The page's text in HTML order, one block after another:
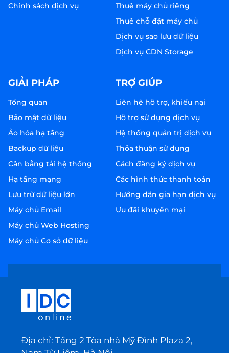
Chính sách dịch vụ
Thuê máy chủ riêng
Thuê chỗ đặt máy chủ
Dịch vụ sao lưu dữ liệu
Dịch vụ CDN Storage
GIẢI PHÁP
Tổng quan
Bảo mật dữ liệu
Ảo hóa hạ tầng
Backup dữ liệu
Cân bằng tải hệ thống
Hạ tầng mạng
Lưu trữ dữ liệu lớn
Máy chủ Email
Máy chủ Web Hosting
Máy chủ Cơ sở dữ liệu
TRỢ GIÚP
Liên hệ hỗ trợ, khiếu nại
Hỗ trợ sử dụng dịch vụ
Hệ thống quản trị dịch vụ
Thỏa thuận sử dụng
Cách đăng ký dịch vụ
Các hình thức thanh toán
Hướng dẫn gia hạn dịch vụ
Ưu đãi khuyến mại
Địa chỉ: Tầng 2 Tòa nhà Mỹ Đình Plaza 2,